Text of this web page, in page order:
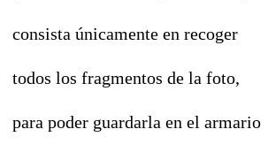
consista únicamente en recoger
todos los fragmentos de la foto,
para poder guardarla en el armario